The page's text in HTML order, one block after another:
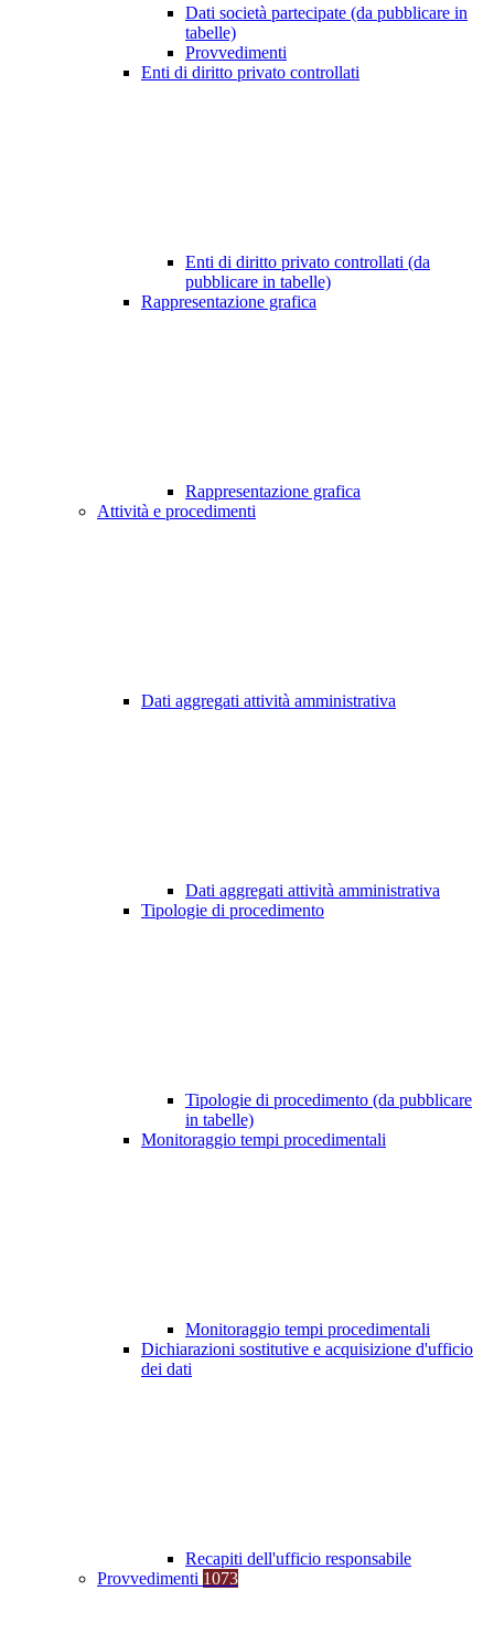
Dati società partecipate (da pubblicare in
tabelle)
Provvedimenti
Enti di diritto privato controllati
Enti di diritto privato controllati (da
pubblicare in tabelle)
Rappresentazione grafica
Rappresentazione grafica
Attività e procedimenti
Dati aggregati attività amministrativa
Dati aggregati attività amministrativa
Tipologie di procedimento
Tipologie di procedimento (da pubblicare
in tabelle)
Monitoraggio tempi procedimentali
Monitoraggio tempi procedimentali
Dichiarazioni sostitutive e acquisizione d'ufficio
dei dati
Recapiti dell'ufficio responsabile
Provvedimenti 1073